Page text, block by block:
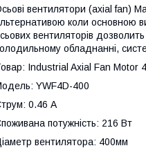
вентилятори (axial fan)
коли основною
вентиляторів
обладнанні,
Industrial Axial Fan Motor
YWF4D-400
0.46 А
потужність: 216 Вт
вентилятора: 400мм